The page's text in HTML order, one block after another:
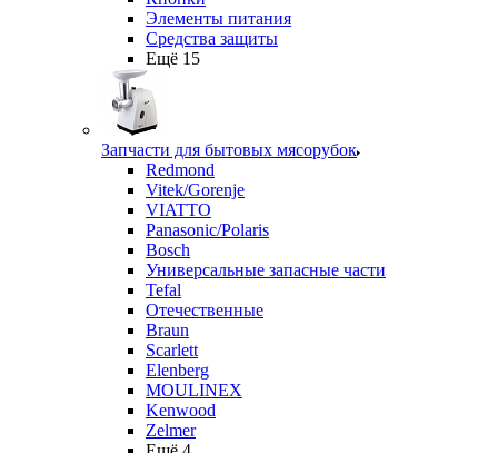
Элементы питания
Средства защиты
Ещё 15
Запчасти для бытовых мясорубок
Redmond
Vitek/Gorenje
VIATTO
Panasonic/Polaris
Bosch
Универсальные запасные части
Tefal
Отечественные
Braun
Scarlett
Elenberg
MOULINEX
Kenwood
Zelmer